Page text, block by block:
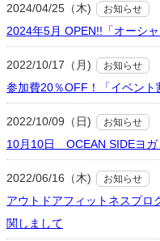
2024/04/25（木) お知らせ
2024年5月 OPEN!!「オーシ
2022/10/17（月) お知らせ
参加費20％OFF！「イベント
2022/10/09（日) お知らせ
10月10日 OCEAN SIDEヨガ
2022/06/16（木) お知らせ
アウトドアフィットネスプロ
関しまして